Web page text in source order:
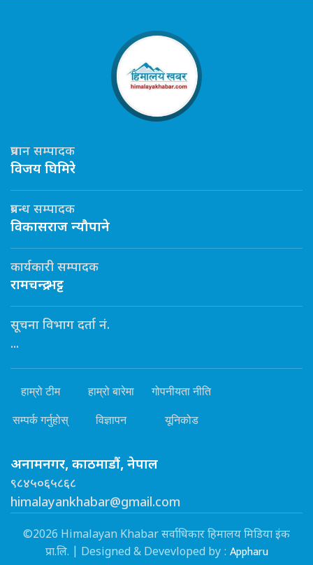
प्रधान सम्पादक
विजय घिमिरे
प्रबन्ध सम्पादक
विकासराज न्यौपाने
कार्यकारी सम्पादक
रामचन्द्र भट्ट
सूचना विभाग दर्ता नं.
...
हाम्रो टीम हाम्रो बारेमा गोपनीयता नीति
सम्पर्क गर्नुहोस् विज्ञापन यूनिकोड
अनामनगर, काठमाडौं, नेपाल
९८४५०६५८६८
himalayankhabar@gmail.com
©2026 Himalayan Khabar सर्वाधिकार हिमालय मिडिया इंक
प्रा.लि. | Designed & Devevloped by : Appharu